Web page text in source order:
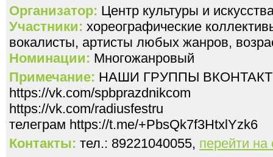
Организатор: Центр культуры и
Участники: хореографические
вокалисты, артисты любых жанров,
Номинации: Многожанровый
Примечание: НАШИ ГРУППЫ
https://vk.com/spbprazdnikcom
https://vk.com/radiusfestru
телеграм https://t.me/+PbsQk7f3HtxlYzk6
Контакты: тел.: 89221040055, перейти на